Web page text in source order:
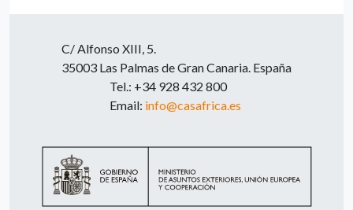
C/ Alfonso XIII, 5.
35003 Las Palmas de Gran Canaria. España
Tel.: +34 928 432 800
Email: info@casafrica.es